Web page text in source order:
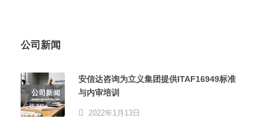
公司新闻
安信达咨询为立义集团提供ITAF16949标准
与内审培训
2022年1月13日